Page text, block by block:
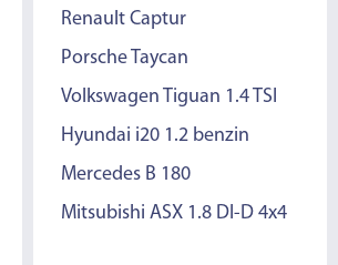
Renault Captur
Porsche Taycan
Volkswagen Tiguan 1.4 TSI
Hyundai i20 1.2 benzin
Mercedes B 180
Mitsubishi ASX 1.8 DI-D 4x4